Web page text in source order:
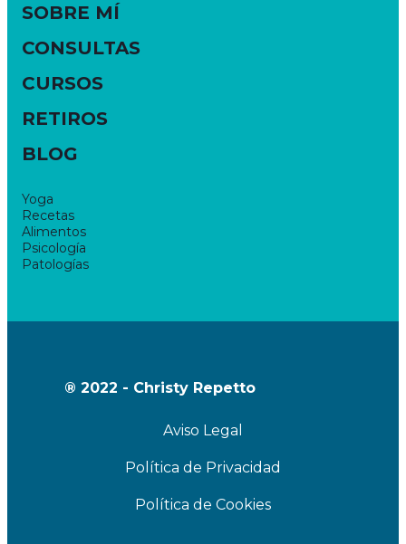
SOBRE MÍ
CONSULTAS
CURSOS
RETIROS
BLOG
Yoga
Recetas
Alimentos
Psicología
Patologías
® 2022 - Christy Repetto
Aviso Legal
Política de Privacidad
Política de Cookies